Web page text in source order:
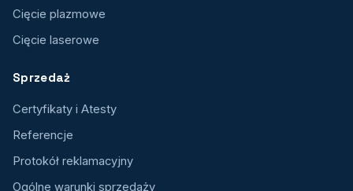
Cięcie plazmowe
Cięcie laserowe
Sprzedaż
Certyfikaty i Atesty
Referencje
Protokół reklamacyjny
Ogólne warunki sprzedaży